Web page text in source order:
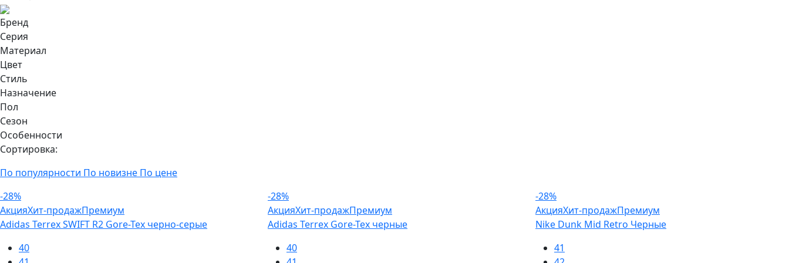
Бренд
Серия
Материал
Цвет
Стиль
Назначение
Пол
Сезон
Особенности
Сортировка:
По популярности По новизне По цене
-28%
АкцияХит-продажПремиум
Adidas Terrex SWIFT R2 Gore-Tex черно-серые
40
-28%
АкцияХит-продажПремиум
Adidas Terrex Gore-Tex черные
40
-28%
АкцияХит-продажПремиум
Nike Dunk Mid Retro Черные
41